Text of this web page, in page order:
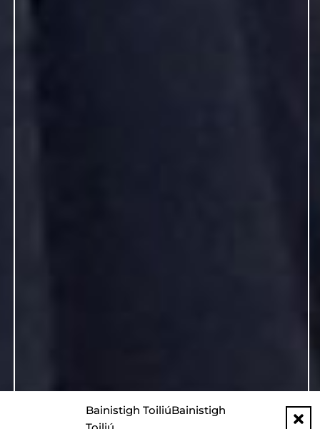
Bainistigh ToiliúBainistigh